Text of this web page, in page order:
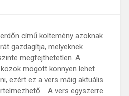
című költemény azoknak
gazdagítja, melyeknek
megfejthetetlen. A
mögött könnyen lehet
ezért ez a vers máig aktuális
A vers egyszerre